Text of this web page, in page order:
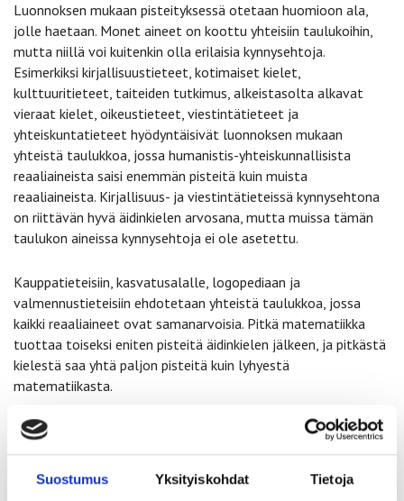
Suostumus Yksityiskohdat Tietoja
Luonnoksen mukaan pisteityksessä otetaan huomioon ala,
jolle haetaan. Monet aineet on koottu yhteisiin taulukoihin,
mutta niillä voi kuitenkin olla erilaisia kynnysehtoja.
Esimerkiksi kirjallisuustieteet, kotimaiset kielet,
kulttuuritieteet, taiteiden tutkimus, alkeistasolta alkavat
vieraat kielet, oikeustieteet, viestintätieteet ja
yhteiskuntatieteet hyödyntäisivät luonnoksen mukaan
yhteistä taulukkoa, jossa humanistis-yhteiskunnallisista
reaaliaineista saisi enemmän pisteitä kuin muista
reaaliaineista. Kirjallisuus- ja viestintätieteissä kynnysehtona
on riittävän hyvä äidinkielen arvosana, mutta muissa tämän
taulukon aineissa kynnysehtoja ei ole asetettu.
Kauppatieteisiin, kasvatusalalle, logopediaan ja
valmennustieteisiin ehdotetaan yhteistä taulukkoa, jossa
kaikki reaaliaineet ovat samanarvoisia. Pitkä matematiikka
tuottaa toiseksi eniten pisteitä äidinkielen jälkeen, ja pitkästä
kielestä saa yhtä paljon pisteitä kuin lyhyestä
matematiikasta.
Vieraiden kielten hakukohteissa, joissa vaaditaan kielen
aiempaa osaamista, pisteitettäviä aineita olisivat
hakukohteen kieli, äidinkieli ja kolme parhaat pisteet
tuottavaa ainetta, jotka voivat olla mitä tahansa.